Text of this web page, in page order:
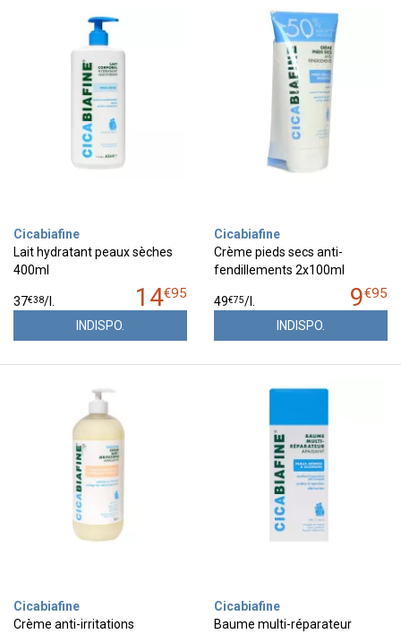
Cicabiafine
Lait hydratant peaux sèches
400ml
14€95
37€38/
INDISPO.
Cicabiafine
Crème pieds secs anti-
fendillements 2x100ml
9€95
49€75/
INDISPO.
Cicabiafine
Crème anti-irritations
Cicabiafine
Baume multi-réparateur